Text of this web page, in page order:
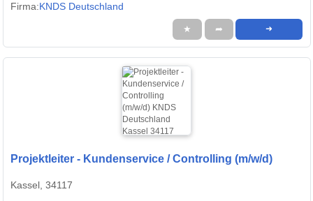
Firma:KNDS Deutschland
★ ➦ ➜
Projektleiter - Kundenservice / Controlling (m/w/d)
Kassel, 34117